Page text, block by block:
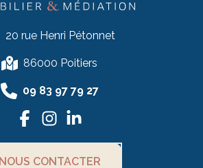
20 rue Henri Pétonnet
86000 Poitiers
09 83 97 79 27
NOUS CONTACTER